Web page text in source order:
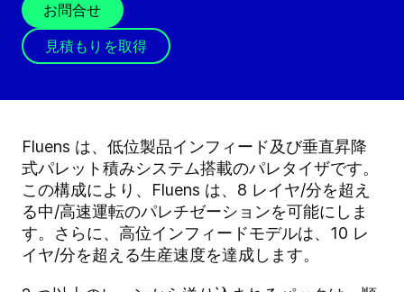
お問合せ
見積もりを取得
Fluens は、低位製品インフィード及び垂直昇降
式パレット積みシステム搭載のパレタイザです。
この構成により、Fluens は、8 レイヤ/分を超え
る中/高速運転のパレチゼーションを可能にしま
す。さらに、高位インフィードモデルは、10 レ
イヤ/分を超える生産速度を達成します。